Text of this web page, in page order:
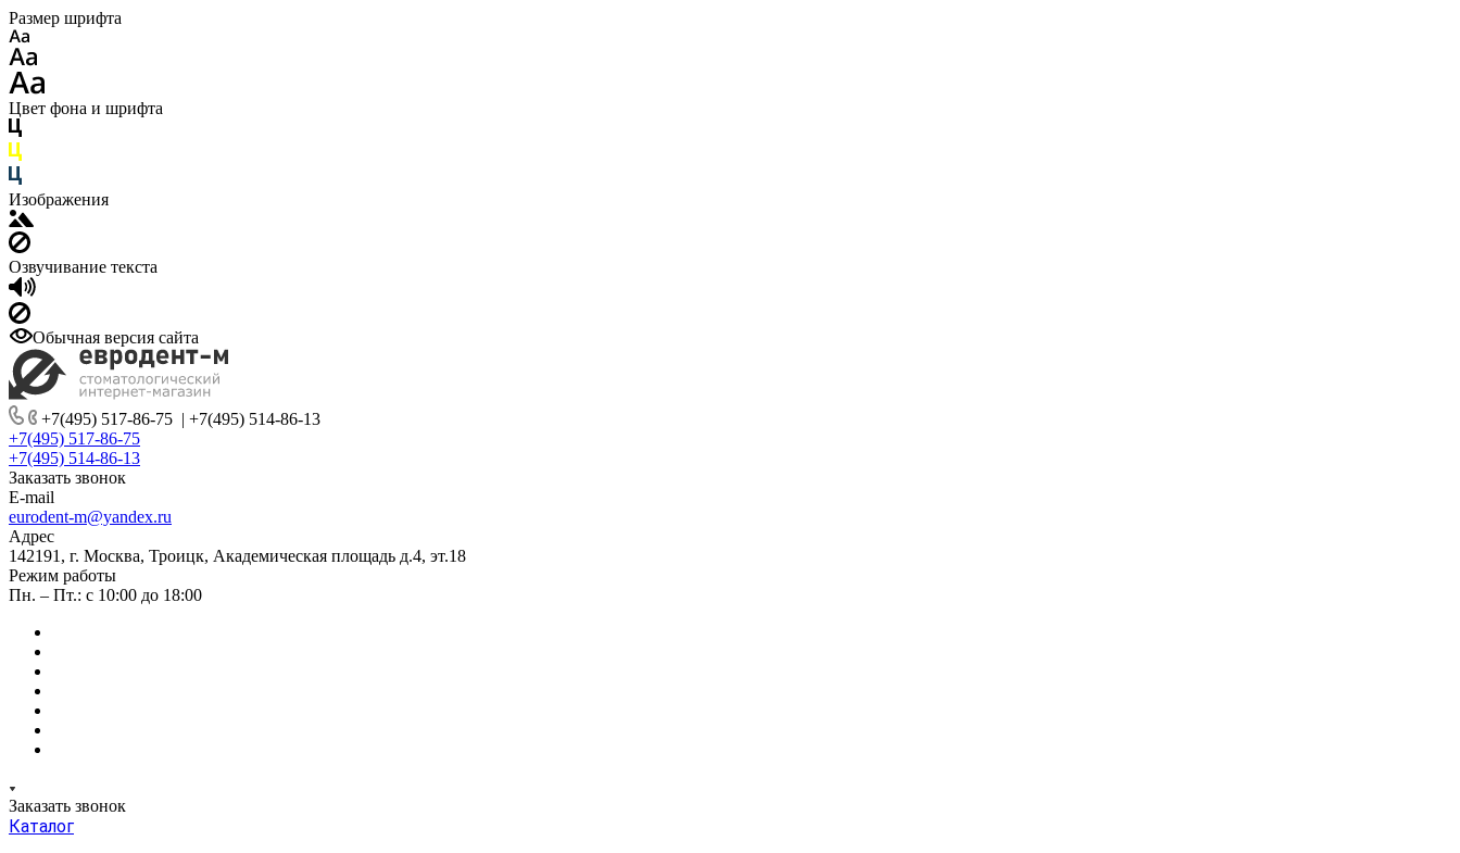
Размер шрифта
Цвет фона и шрифта
Изображения
Озвучивание текста
Обычная версия сайта
+7(495) 517-86-75 | +7(495) 514-86-13
+7(495) 517-86-75
+7(495) 514-86-13
Заказать звонок
E-mail
eurodent-m@yandex.ru
Адрес
142191, г. Москва, Троицк, Академическая площадь д.4, эт.18
Режим работы
Пн. – Пт.: с 10:00 до 18:00
Заказать звонок
Каталог